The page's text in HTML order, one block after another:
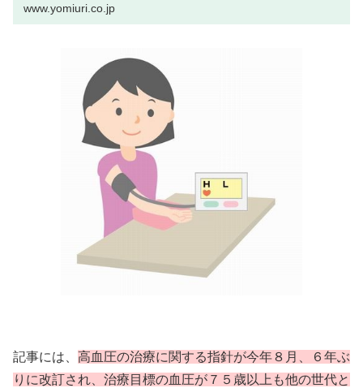
www.yomiuri.co.jp
記事には、 高血圧の治療に関する指針が今年８月、６年ぶ
りに改訂され、治療目標の血圧が７５歳以上も他の世代と